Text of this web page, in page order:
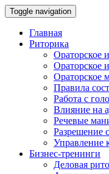
Toggle navigation
Главная
Риторика
Ораторское
Ораторское
Ораторское
Правила
Работа с
Влияние на
Речевые
Разрешение
Управление
Бизнес-тренинги
Деловая